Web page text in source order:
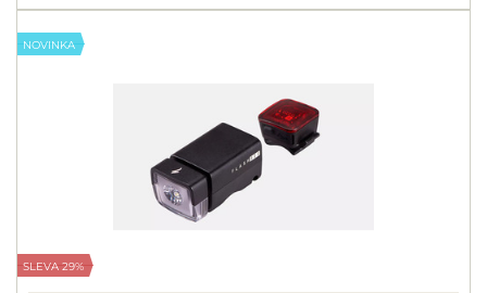
NOVINKA
SLEVA 29%